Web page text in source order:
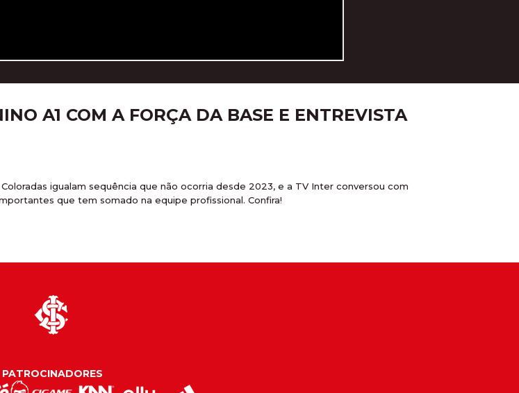
A1 COM A FORÇA DA BASE E ENTREVISTA
igualam sequência que não ocorria desde 2023, e a TV Inter conversou com
que tem somado na equipe profissional. Confira!
PATROCINADORES